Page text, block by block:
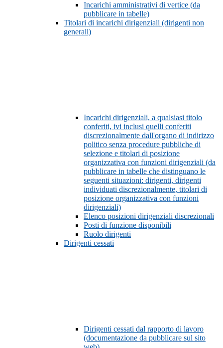
Incarichi amministrativi di vertice (da
pubblicare in tabelle)
Titolari di incarichi dirigenziali (dirigenti non
generali)
Incarichi dirigenziali, a qualsiasi titolo
conferiti, ivi inclusi quelli conferiti
discrezionalmente dall'organo di indirizzo
politico senza procedure pubbliche di
selezione e titolari di posizione
organizzativa con funzioni dirigenziali (da
pubblicare in tabelle che distinguano le
seguenti situazioni: dirigenti, dirigenti
individuati discrezionalmente, titolari di
posizione organizzativa con funzioni
dirigenziali)
Elenco posizioni dirigenziali discrezionali
Posti di funzione disponibili
Ruolo dirigenti
Dirigenti cessati
Dirigenti cessati dal rapporto di lavoro
(documentazione da pubblicare sul sito